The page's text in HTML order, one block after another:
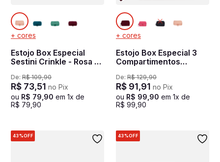
+ cores
Estojo Box Especial
Sestini Crinkle - Rosa -
De: R$ 109,90
R$ 73,51 no Pix
ou R$ 79,90 em 1x de
R$ 79,90
+ cores
Estojo Box Especial 3
Compartimentos
De: R$ 129,90
R$ 91,91 no Pix
ou R$ 99,90 em 1x de
R$ 99,90
43%OFF 43%OFF